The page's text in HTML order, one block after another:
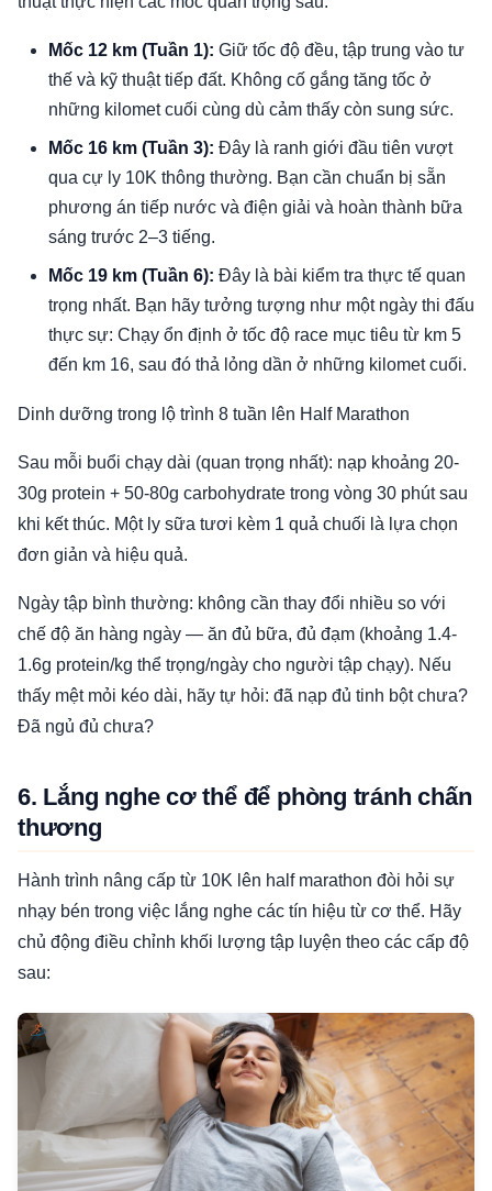
Mốc 12 km (Tuần 1): Giữ tốc độ đều, tập trung vào tư
thế và kỹ thuật tiếp đất. Không cố gắng tăng tốc ở
những kilomet cuối cùng dù cảm thấy còn sung sức.
Mốc 16 km (Tuần 3): Đây là ranh giới đầu tiên vượt
qua cự ly 10K thông thường. Bạn cần chuẩn bị sẵn
phương án tiếp nước và điện giải và hoàn thành bữa
sáng trước 2–3 tiếng.
Mốc 19 km (Tuần 6): Đây là bài kiểm tra thực tế quan
trọng nhất. Bạn hãy tưởng tượng như một ngày thi đấu
thực sự: Chạy ổn định ở tốc độ race mục tiêu từ km 5
đến km 16, sau đó thả lỏng dần ở những kilomet cuối.
Dinh dưỡng trong lộ trình 8 tuần lên Half Marathon
Sau mỗi buổi chạy dài (quan trọng nhất): nạp khoảng 20-
30g protein + 50-80g carbohydrate trong vòng 30 phút sau
khi kết thúc. Một ly sữa tươi kèm 1 quả chuối là lựa chọn
đơn giản và hiệu quả.
Ngày tập bình thường: không cần thay đổi nhiều so với
chế độ ăn hàng ngày — ăn đủ bữa, đủ đạm (khoảng 1.4-
1.6g protein/kg thể trọng/ngày cho người tập chạy). Nếu
thấy mệt mỏi kéo dài, hãy tự hỏi: đã nạp đủ tinh bột chưa?
Đã ngủ đủ chưa?
6. Lắng nghe cơ thể để phòng tránh chấn
thương
Hành trình nâng cấp từ 10K lên half marathon đòi hỏi sự
nhạy bén trong việc lắng nghe các tín hiệu từ cơ thể. Hãy
chủ động điều chỉnh khối lượng tập luyện theo các cấp độ
sau: